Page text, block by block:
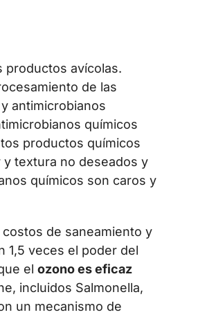
productos avícolas.
de las
antimicrobianos
químicos
productos químicos
textura no deseados y
químicos son caros y
de saneamiento y
1,5 veces el poder del
el ozono es eficaz
incluidos Salmonella,
un mecanismo de